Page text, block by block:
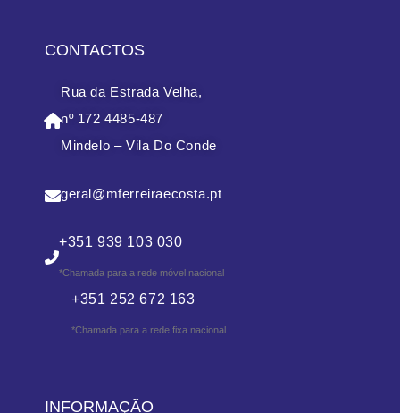
CONTACTOS
Rua da Estrada Velha,
nº 172 4485-487
Mindelo – Vila Do Conde
geral@mferreiraecosta.pt
+351 939 103 030
*Chamada para a rede móvel nacional
+351 252 672 163
*Chamada para a rede fixa nacional
INFORMAÇÃO